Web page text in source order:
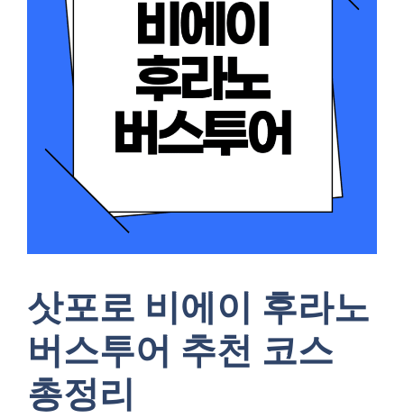
삿포로 비에이 후라노
버스투어 추천 코스
총정리